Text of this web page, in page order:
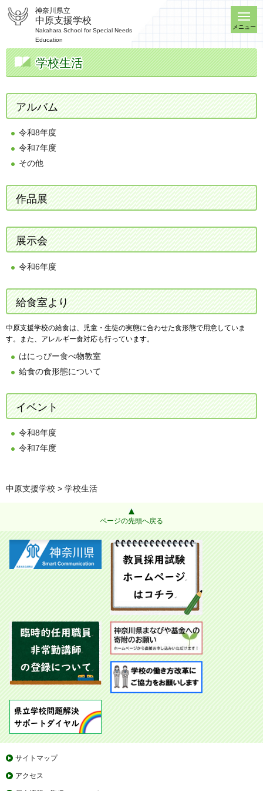
神奈川県立
中原支援学校
Nakahara School for Special Needs
Education
メニュー
学校生活
アルバム
令和8年度
令和7年度
その他
作品展
展示会
令和6年度
給食室より
中原支援学校の給食は、児童・生徒の実態に合わせた食形態で用意していま
す。また、アレルギー食対応も行っています。
はにっぴー食べ物教室
給食の食形態について
イベント
令和8年度
令和7年度
中原支援学校 > 学校生活
ページの先頭へ戻る
サイトマップ
アクセス